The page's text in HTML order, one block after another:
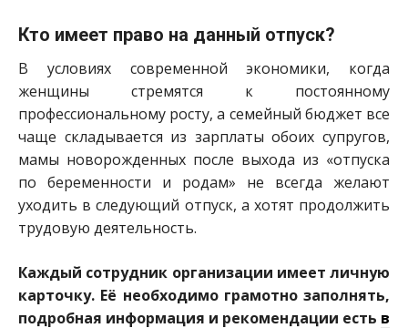
Кто имеет право на данный отпуск?
В условиях современной экономики, когда
женщины стремятся к постоянному
профессиональному росту, а семейный бюджет все
чаще складывается из зарплаты обоих супругов,
мамы новорожденных после выхода из «отпуска
по беременности и родам» не всегда желают
уходить в следующий отпуск, а хотят продолжить
трудовую деятельность.
Каждый сотрудник организации имеет личную
карточку. Её необходимо грамотно заполнять,
подробная информация и рекомендации есть в